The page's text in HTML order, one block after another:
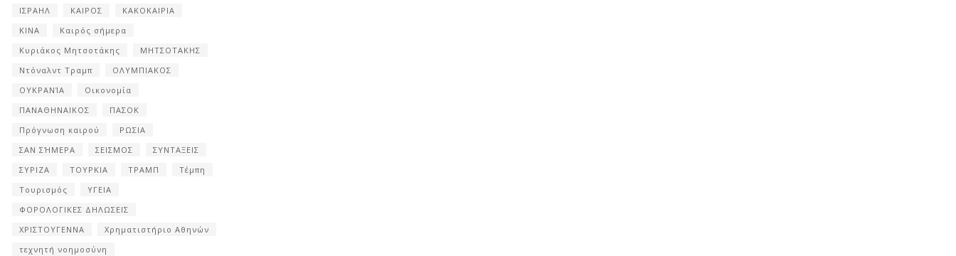
ΙΣΡΑΗΛ
ΚΑΙΡΟΣ
ΚΑΚΟΚΑΙΡΙΑ
ΚΙΝΑ
Καιρός σήμερα
Κυριάκος Μητσοτάκης
ΜΗΤΣΟΤΑΚΗΣ
Ντόναλντ Τραμπ
ΟΛΥΜΠΙΑΚΟΣ
ΟΥΚΡΑΝΊΑ
Οικονομία
ΠΑΝΑΘΗΝΑΙΚΟΣ
ΠΑΣΟΚ
Πρόγνωση καιρού
ΡΩΣΙΑ
ΣΑΝ ΣΉΜΕΡΑ
ΣΕΙΣΜΟΣ
ΣΥΝΤΑΞΕΙΣ
ΣΥΡΙΖΑ
ΤΟΥΡΚΙΑ ΤΡΑΜΠ
Τέμπη
Τουρισμός
ΥΓΕΙΑ
ΦΟΡΟΛΟΓΙΚΕΣ ΔΗΛΩΣΕΙΣ
ΧΡΙΣΤΟΥΓΕΝΝΑ
Χρηματιστήριο Αθηνών
τεχνητή νοημοσύνη